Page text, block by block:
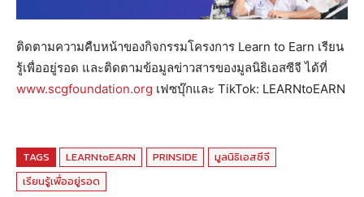
ติดตามความคืบหน้าของกิจกรรมโครงการ Learn to Earn เรียน
รู้เพื่ออยู่รอด และติดตามข้อมูลข่าวสารของมูลนิธิเอสซีจี ได้ที่
www.scgfoundation.org เฟซบุ๊กและ TikTok: LEARNtoEARN
TAGS LEARNtoEARN PRINSIDE
มูลนิธิเอสซีจี
เรียนรู้เพื่ออยู่รอด